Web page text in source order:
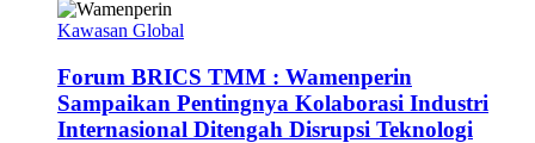
Kawasan Global
Forum BRICS TMM : Wamenperin
Sampaikan Pentingnya Kolaborasi Industri
Internasional Ditengah Disrupsi Teknologi